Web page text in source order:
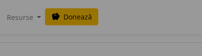
Resurse savings Donează